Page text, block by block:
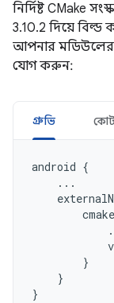
নির্দিষ্ট CMake
3.10.2 দিয়ে বিল্ড
আপনার মডিউলের
যোগ করুন:
গ্রুভি
android {
...
cmake
}
}
}